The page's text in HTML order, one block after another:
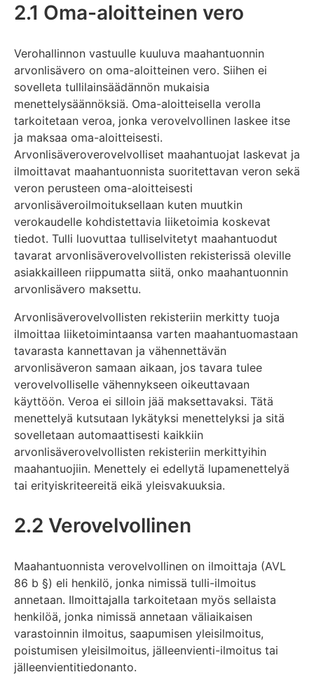
2.1 Oma-aloitteinen vero
Verohallinnon vastuulle kuuluva maahantuonnin
arvonlisävero on oma-aloitteinen vero. Siihen ei
sovelleta tullilainsäädännön mukaisia
menettelysäännöksiä. Oma-aloitteisella verolla
tarkoitetaan veroa, jonka verovelvollinen laskee itse
ja maksaa oma-aloitteisesti.
Arvonlisäveroverovelvolliset maahantuojat laskevat ja
ilmoittavat maahantuonnista suoritettavan veron sekä
veron perusteen oma-aloitteisesti
arvonlisäveroilmoituksellaan kuten muutkin
verokaudelle kohdistettavia liiketoimia koskevat
tiedot. Tulli luovuttaa tulliselvitetyt maahantuodut
tavarat arvonlisäverovelvollisten rekisterissä oleville
asiakkailleen riippumatta siitä, onko maahantuonnin
arvonlisävero maksettu.
Arvonlisäverovelvollisten rekisteriin merkitty tuoja
ilmoittaa liiketoimintaansa varten maahantuomastaan
tavarasta kannettavan ja vähennettävän
arvonlisäveron samaan aikaan, jos tavara tulee
verovelvolliselle vähennykseen oikeuttavaan
käyttöön. Veroa ei silloin jää maksettavaksi. Tätä
menettelyä kutsutaan lykätyksi menettelyksi ja sitä
sovelletaan automaattisesti kaikkiin
arvonlisäverovelvollisten rekisteriin merkittyihin
maahantuojiin. Menettely ei edellytä lupamenettelyä
tai erityiskriteereitä eikä yleisvakuuksia.
2.2 Verovelvollinen
Maahantuonnista verovelvollinen on ilmoittaja (AVL
86 b §) eli henkilö, jonka nimissä tulli-ilmoitus
annetaan. Ilmoittajalla tarkoitetaan myös sellaista
henkilöä, jonka nimissä annetaan väliaikaisen
varastoinnin ilmoitus, saapumisen yleisilmoitus,
poistumisen yleisilmoitus, jälleenvienti-ilmoitus tai
jälleenvientitiedonanto.